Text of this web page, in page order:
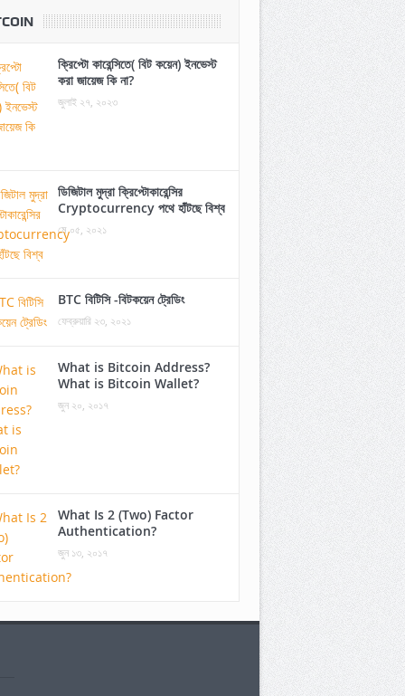
ক্রিপ্টো কারেন্সিতে( বিট কয়েন) ইনভেস্ট
করা জায়েজ কি না?
জুলাই ২৭, ২০২৩
ডিজিটাল মুদ্রা ক্রিপ্টোকারেন্সির
Cryptocurrency পথে হাঁটছে বিশ্ব
মে ০৫, ২০২১
BTC বিটিসি -বিটকয়েন ট্রেডিং
ফেব্রুয়ারি ২৩, ২০২১
What is Bitcoin Address?
What is Bitcoin Wallet?
জুন ২০, ২০১৭
What Is 2 (Two) Factor
Authentication?
জুন ১৩, ২০১৭